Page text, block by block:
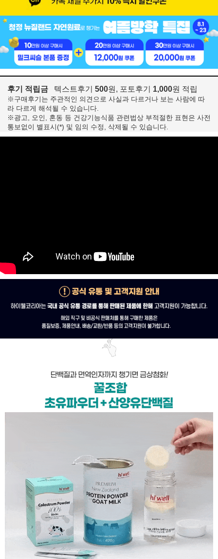
후기 적립금 텍스트후기 500원, 포토후기 1,000원 적립
※구매후기는 주관적인 의견으로 사실과 다르거나 보는 사람에 따
라 다르게 해석될 수 있습니다.
※광고, 오인, 혼동 등 건강기능식품 관련법상 부적절한 표현은 사전
통보없이 별표시(*) 및 임의 수정, 삭제될 수 있습니다.